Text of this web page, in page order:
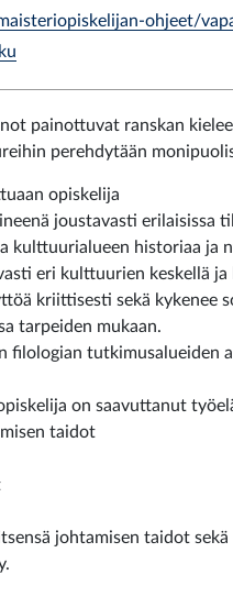
ohjeet/
painottuvat ranskan
perehdytään
opiskelija
joustavasti erilaisissa
kulttuurialueen historiaa ja
eri kulttuurien keskellä
kriittisesti sekä kykenee
tarpeiden mukaan.
filologian
on saavuttanut
taidot
johtamisen taidot sekä